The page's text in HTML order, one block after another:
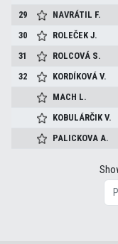
29
NAVRÁTIL F.
30
ROLEČEKJ.
31
ROLCOVÁ S.
32
KORDÍKOVÁV.
MACH L.
KOBULÁRČIKV.
PALICKOVAA.